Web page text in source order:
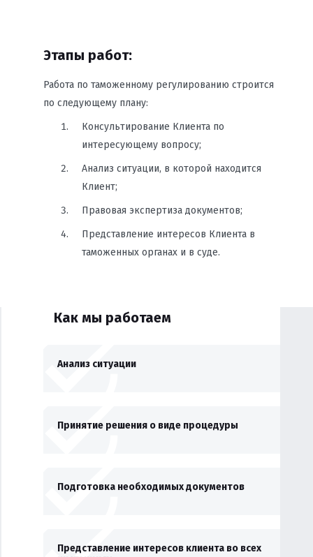
Этапы работ:
Работа по таможенному регулированию строится
по следующему плану:
Консультирование Клиента по
интересующему вопросу;
Анализ ситуации, в которой находится
Клиент;
Правовая экспертиза документов;
Представление интересов Клиента в
таможенных органах и в суде.
Как мы работаем
Анализ ситуации
Принятие решения о виде процедуры
Подготовка необходимых документов
Представление интересов клиента во всех